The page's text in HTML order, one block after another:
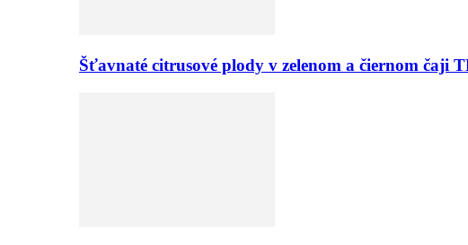
Šťavnaté citrusové plody v zelenom a čiernom čaji